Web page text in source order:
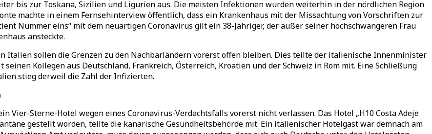
bis zur Toskana, Sizilien und Ligurien aus. Die meisten Infektionen wurden weiterhin in der nördlichen Region
machte in einem Fernsehinterview öffentlich, dass ein Krankenhaus mit der Missachtung von Vorschriften zur
Nummer eins“ mit dem neuartigen Coronavirus gilt ein 38-Jähriger, der außer seiner hochschwangeren Frau
ansteckte.
Italien sollen die Grenzen zu den Nachbarländern vorerst offen bleiben. Dies teilte der italienische Innenminister
Kollegen aus Deutschland, Frankreich, Österreich, Kroatien und der Schweiz in Rom mit. Eine Schließung
stieg derweil die Zahl der Infizierten.
Vier-Sterne-Hotel wegen eines Coronavirus-Verdachtsfalls vorerst nicht verlassen. Das Hotel „H10 Costa Adeje
gestellt worden, teilte die kanarische Gesundheitsbehörde mit. Ein italienischer Hotelgast war demnach am